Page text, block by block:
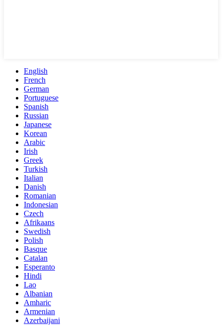
English
French
German
Portuguese
Spanish
Russian
Japanese
Korean
Arabic
Irish
Greek
Turkish
Italian
Danish
Romanian
Indonesian
Czech
Afrikaans
Swedish
Polish
Basque
Catalan
Esperanto
Hindi
Lao
Albanian
Amharic
Armenian
Azerbaijani